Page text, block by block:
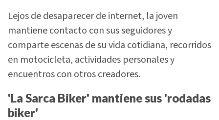
Lejos de desaparecer de internet, la joven
mantiene contacto con sus seguidores y
comparte escenas de su vida cotidiana, recorridos
en motocicleta, actividades personales y
encuentros con otros creadores.
'La Sarca Biker' mantiene sus 'rodadas
biker'